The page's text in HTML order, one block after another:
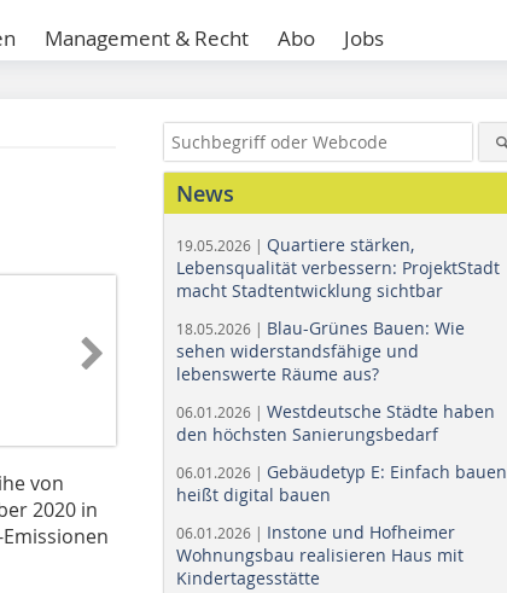
Management & Recht Abo Jobs
von
2020 in
News
19.05.2026 | Quartiere stärken,
Lebensqualität verbessern: ProjektStadt
macht Stadtentwicklung sichtbar
18.05.2026 | Blau-Grünes Bauen: Wie
sehen widerstandsfähige und
lebenswerte Räume aus?
06.01.2026 | Westdeutsche Städte haben
den höchsten Sanierungsbedarf
06.01.2026 | Gebäudetyp E: Einfach bauen
heißt digital bauen
06.01.2026 | Instone und Hofheimer
Wohnungsbau realisieren Haus mit
Kindertagesstätte